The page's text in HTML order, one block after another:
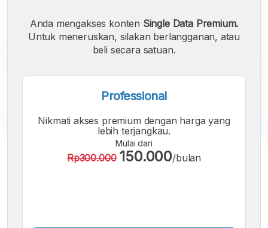
Font
A
Font
A
Font
Anda mengakses konten Single Data Premium.
Untuk meneruskan, silakan berlangganan, atau
beli secara satuan.
Professional
Nikmati akses premium dengan harga yang
lebih terjangkau.
Mulai dari
Rp300.000 150.000/bulan